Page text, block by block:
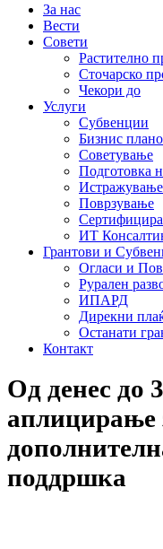
За нас
Вести
Совети
Растително
Сточарско
Чекори до
Услуги
Субвенции
Бизнис
Советување
Подготовка
Истражување
Поврзување
ИТ
Грантови и
Огласи и
Рурален
ИПАРД
Дирекни
Останати
Контакт
Од денес до
аплицирање
поддршка